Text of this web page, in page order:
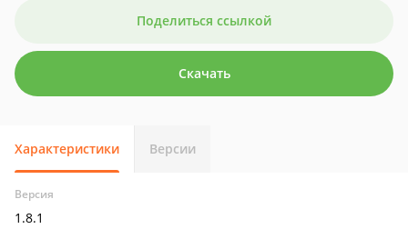
Поделиться ссылкой
Скачать
Характеристики Версии
Версия
1.8.1